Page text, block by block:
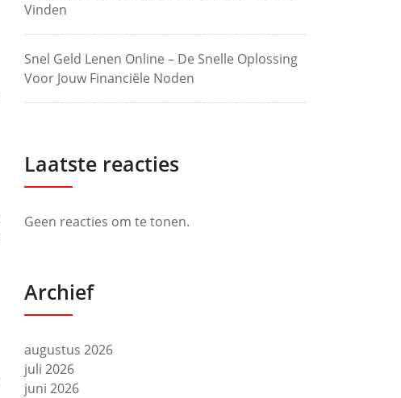
Vinden
Snel Geld Lenen Online – De Snelle Oplossing
Voor Jouw Financiële Noden
Laatste reacties
Geen reacties om te tonen.
Archief
augustus 2026
juli 2026
juni 2026